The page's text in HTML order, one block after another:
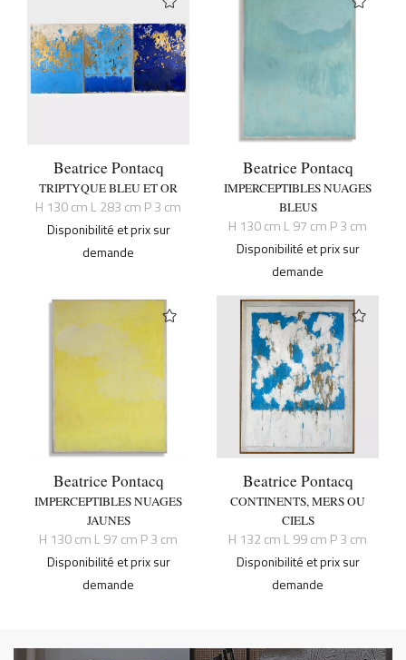
Beatrice Pontacq
TRIPTYQUE BLEU ET OR
H 130 cm L 283 cm P 3 cm
Disponibilité et prix sur
demande
Beatrice Pontacq
IMPERCEPTIBLES NUAGES
BLEUS
H 130 cm L 97 cm P 3 cm
Disponibilité et prix sur
demande
Beatrice Pontacq
IMPERCEPTIBLES NUAGES
JAUNES
H 130 cm L 97 cm P 3 cm
Disponibilité et prix sur
demande
Beatrice Pontacq
CONTINENTS, MERS OU
CIELS
H 132 cm L 99 cm P 3 cm
Disponibilité et prix sur
demande